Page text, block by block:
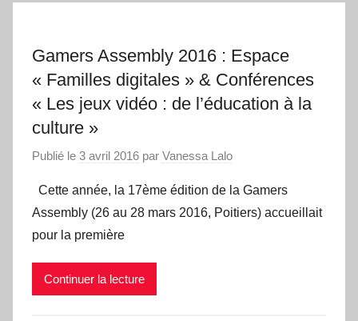
Gamers Assembly 2016 : Espace
« Familles digitales » & Conférences
« Les jeux vidéo : de l’éducation à la
culture »
Publié le 3 avril 2016 par Vanessa Lalo
Cette année, la 17ème édition de la Gamers
Assembly (26 au 28 mars 2016, Poitiers) accueillait
pour la première
Continuer la lecture